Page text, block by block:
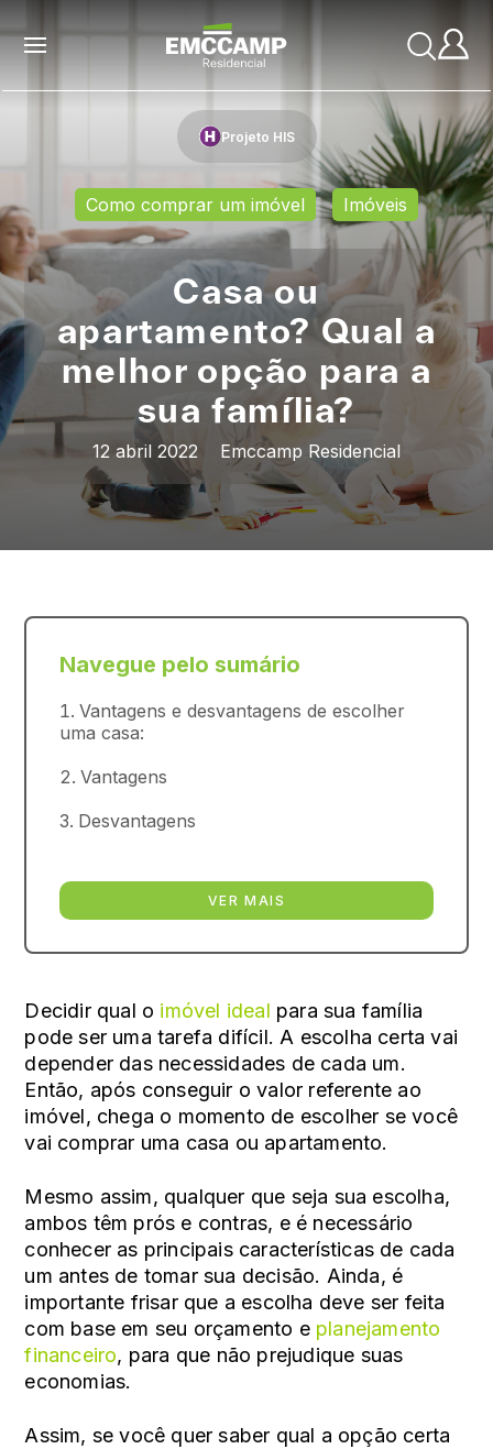
Projeto HIS
Como comprar um imóvel Imóveis
Casa ou
apartamento? Qual a
melhor opção para a
sua família?
12 abril 2022 Emccamp Residencial
Decidir qual o imóvel ideal para sua família
pode ser uma tarefa difícil. A escolha certa vai
depender das necessidades de cada um.
Então, após conseguir o valor referente ao
imóvel, chega o momento de escolher se você
vai comprar uma casa ou apartamento.
Mesmo assim, qualquer que seja sua escolha,
ambos têm prós e contras, e é necessário
conhecer as principais características de cada
um antes de tomar sua decisão. Ainda, é
importante frisar que a escolha deve ser feita
com base em seu orçamento e planejamento
financeiro, para que não prejudique suas
economias.
Assim, se você quer saber qual a opção certa
Navegue pelo sumário
Vantagens e desvantagens de escolher
uma casa:
Vantagens
Desvantagens
VER MAIS